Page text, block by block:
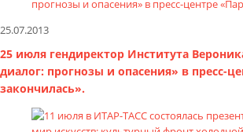
25.07.2013
25 июля гендиректор Института
диалог: прогнозы и опасения» в пресс-
закончилась».